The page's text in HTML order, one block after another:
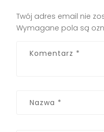
Twój adres email nie
Wymagane pola są